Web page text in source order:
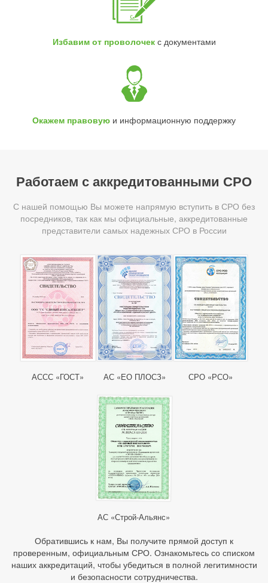
Избавим от проволочекс документами
Окажем правовую и информационную поддержку
Работаем с аккредитованными СРО
С нашей помощью Вы можете напрямую вступить в СРО без
посредников, так как мы официальные, аккредитованные
представители самых надежных СРО в России
АССС «ГОСТ» АС «ЕО ПЛОСЗ» СРО «РСО»
АС «Строй-Альянс»
Обратившись к нам, Вы получите прямой доступ к
проверенным, официальным СРО. Ознакомьтесь со списком
наших аккредитаций, чтобы убедиться в полной легитимности
и безопасности сотрудничества.